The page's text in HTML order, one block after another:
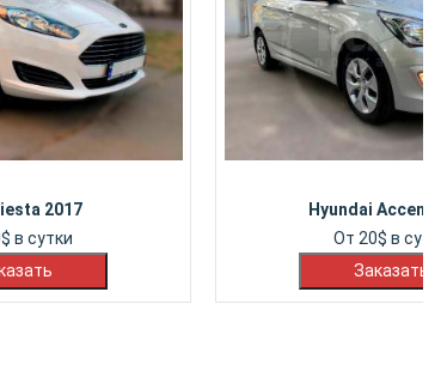
2017
$ в сутки
Hyundai Accent
От 20$ в